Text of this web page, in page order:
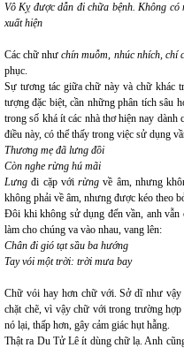
Vô Kỵ được dẫn đi chữa bệnh. Không
xuất hiện
Các chữ như chín muỗm, nhúc nhích, chí
phục.
Sự tương tác giữa chữ này và chữ khác
tượng đặc biệt, cần những phân tích
trong số khá ít các nhà thơ hiện nay dành
điều này, có thể thấy trong việc sử dụng
Thương mẹ đã lưng đồi
Còn nghe rừng hú mãi
Lưng đi cặp vớirừng về âm, nhưng
không phải về âm, nhưng được kéo theo
Đôi khi không sử dụng đến vần, anh vẫn
làm cho chúng va vào nhau, vang lên:
Chân đi gió tạt sầu ba hướng
Tay vói một trời: trời mưa bay
Chữ vói hay hơn chữ với. Sở dĩ như
chặt chẽ, vì vậy chữ với trong trường
nó lại, thấp hơn, gây cảm giác hụt hẫng.
Thật ra Du Tử Lê ít dùng chữ lạ. Anh